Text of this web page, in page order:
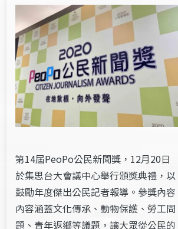
第14屆PeoPo公民新聞獎，12月20日
於集思台大會議中心舉行頒獎典禮，以
鼓勵年度傑出公民記者報導。參獎內容
內容涵蓋文化傳承、動物保護、勞工問
題、青年返鄉等議題，讓大眾從公民的